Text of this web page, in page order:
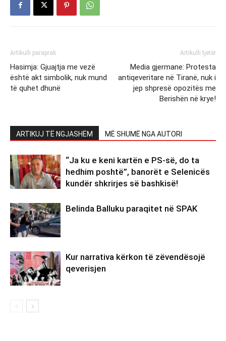
Artikulli paraprak
Hasimja: Gjuajtja me vezë
është akt simbolik, nuk mund
të quhet dhunë
Artikulli tjetër
Media gjermane: Protesta
antiqeveritare në Tiranë, nuk i
jep shpresë opozitës me
Berishën në krye!
ARTIKUJ TË NGJASHËM MË SHUMË NGA AUTORI
“Ja ku e keni kartën e PS-së, do ta
hedhim poshtë”, banorët e Selenicës
kundër shkrirjes së bashkisë!
Belinda Balluku paraqitet në SPAK
Kur narrativa kërkon të zëvendësojë
qeverisjen